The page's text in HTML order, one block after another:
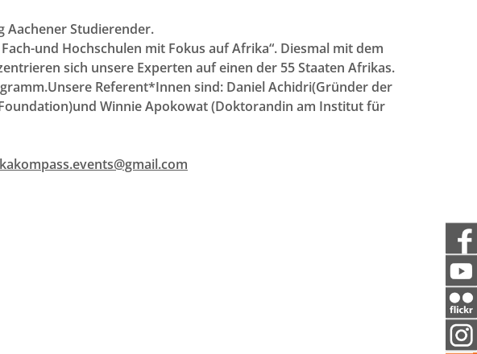
Aachener Studierender.
und Hochschulen mit Fokus auf Afrika“. Diesmal mit dem
sich unsere Experten auf einen der 55 Staaten Afrikas.
Referent*Innen sind: Daniel Achidri(Gründer der
Winnie Apokowat (Doktorandin am Institut für